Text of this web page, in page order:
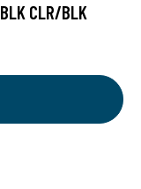
CLR/BLK